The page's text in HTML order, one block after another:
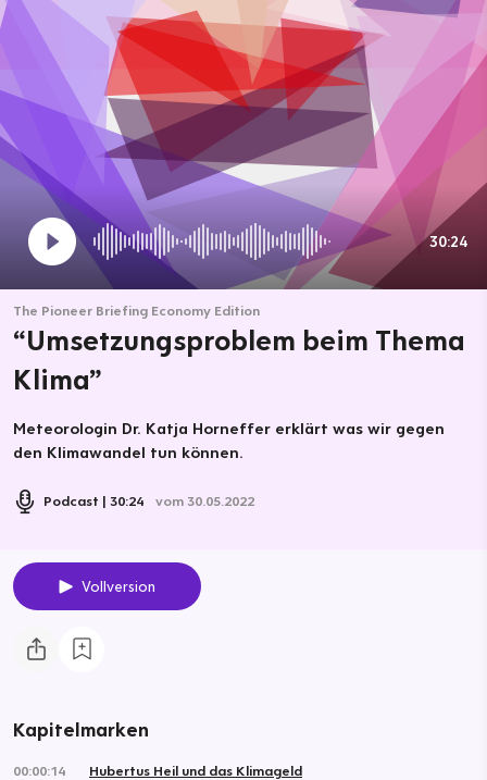
30:24
The Pioneer Briefing Economy Edition
“Umsetzungsproblem beim Thema
Klima”
Meteorologin Dr. Katja Horneffer erklärt was wir gegen
den Klimawandel tun können.
Podcast 30:24 vom 30.05.2022
Vollversion
Kapitelmarken
00:00:14
Hubertus Heil und das Klimageld